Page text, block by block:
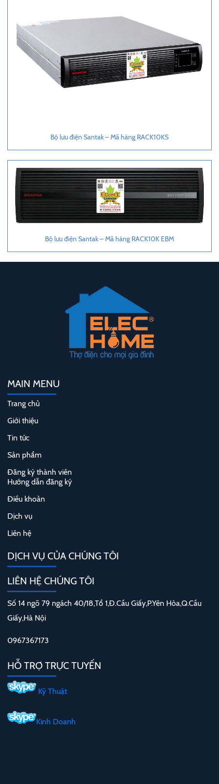
Bộ lưu điện Santak – Mã hàng RACK10KS
Bộ lưu điện Santak – Mã hàng RACK10K EBM
MAIN MENU
Trang chủ
Giới thiệu
Tin tức
Sản phẩm
Đăng ký thành viên
Hướng dẫn đăng ký
Điều khoản
Dịch vụ
Liên hệ
DỊCH VỤ CỦA CHÚNG TÔI
LIÊN HỆ CHÚNG TÔI
Số 14 ngõ 79 ngách 40/18,Tổ 1,Đ.Cầu Giấy,P.Yên Hòa,Q.Cầu
Giấy,Hà Nội
0967367173
HỖ TRỢ TRỰC TUYẾN
Kỹ Thuật
Kinh Doanh